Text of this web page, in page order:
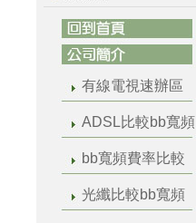
有線電視速辦區
ADSL比較bb寬頻
bb寬頻費率比較
光纖比較bb寬頻